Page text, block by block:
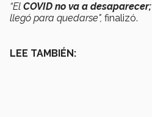
“El COVID no va a desaparecer;
llegó para quedarse", finalizó.
LEE TAMBIÉN: